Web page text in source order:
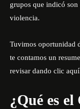
grupos que indicó son
violencia.
Tuvimos oportunidad
te contamos un
revisar dando clic aquí
¿Qué es